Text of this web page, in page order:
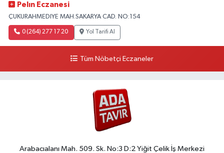
Pelın Eczanesi
ÇUKURAHMEDIYE MAH.SAKARYA CAD. NO:154
0 (264) 277 17 20 Yol Tarifi Al
Tüm Nöbetçi Eczaneler
Arabacıalanı Mah. 509. Sk. No:3 D:2 Yiğit Çelik İş Merkezi